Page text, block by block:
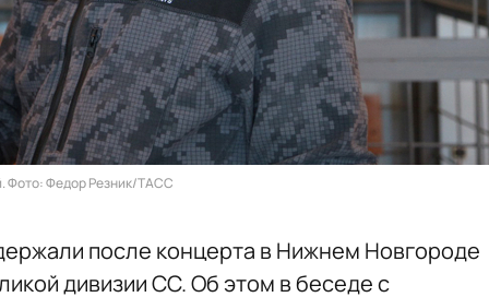
Фото: Федор Резник/ТАСС
после концерта в Нижнем Новгороде
дивизии СС. Об этом в беседе с